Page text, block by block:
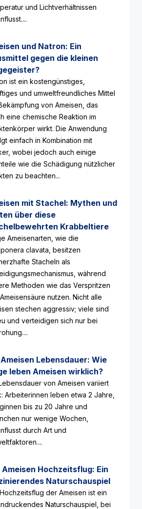
und Lichtverhältnissen
und Natron: Ein
gegen die kleinen
ist ein kostengünstiges,
und umweltfreundliches Mittel
von Ameisen, das
eine chemische Reaktion im
wirkt. Die Anwendung
einfach in Kombination mit
wobei jedoch auch einige
wie die Schädigung nützlicher
zu beachten...
mit Stachel: Mythen und
über diese
Krabbeltiere
Ameisenarten, wie die
clavata, besitzen
Stacheln als
während
Methoden wie das Verspritzen
nutzen. Nicht alle
stechen aggressiv; viele sind
und verteidigen sich nur bei
Lebensdauer: Wie
leben Ameisen wirklich?
von Ameisen variiert
Arbeiterinnen leben etwa 2 Jahre,
bis zu 20 Jahre und
nur wenige Wochen,
durch Art und
Ameisen Hochzeitsflug: Ein
Naturschauspiel
der Ameisen ist ein
Naturschauspiel, bei